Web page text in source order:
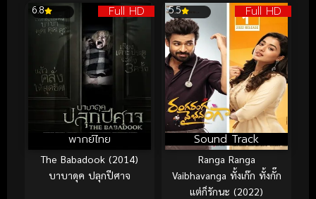
Full HD
พากย์ไทย
6.8
The Babadook (2014)
บาบาดุค ปลุกปีศาจ
Full HD
Sound Track
5.5
Ranga Ranga
Vaibhavanga ทั้งเก๊ก ทั้งกั๊ก
แต่ก็รักนะ (2022)